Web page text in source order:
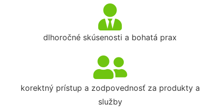
dlhoročné skúsenosti a bohatá prax
korektný prístup a zodpovednosť za produkty a
služby